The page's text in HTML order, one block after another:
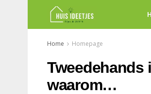
Home Homepage
Tweedehands
waarom…